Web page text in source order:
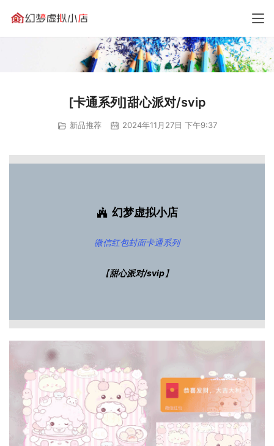
[卡通系列]甜心派对/svip
新品推荐 2024年11月27日 下午9:37
幻梦虚拟小店
微信红包封面卡通系列
【甜心派对/svip】